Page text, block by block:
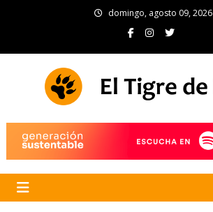
domingo, agosto 09, 2026